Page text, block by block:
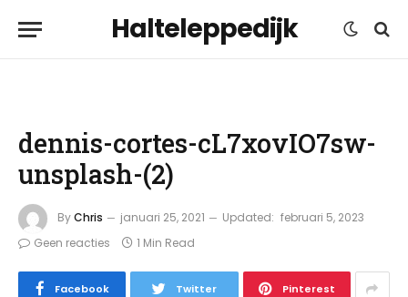
Halteleppedijk
dennis-cortes-cL7xovIO7sw-
unsplash-(2)
ByChris januari 25, 2021 Updated: februari 5, 2023
Geen reacties
1 Min Read
Facebook Twitter Pinterest